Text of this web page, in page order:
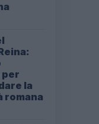
per
la
romana